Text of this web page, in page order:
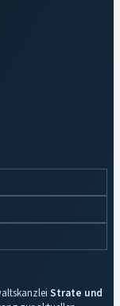
Strate und